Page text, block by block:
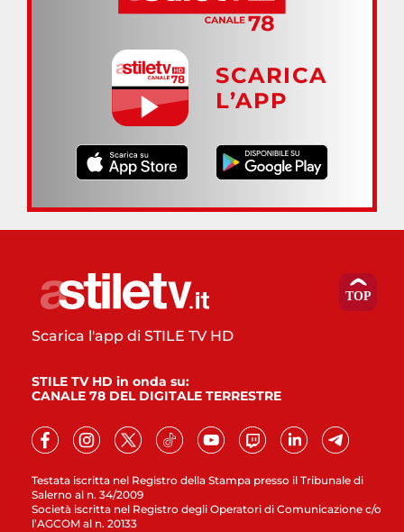
SCARICA
L’APP
Testata iscritta nel Registro della Stampa presso il Tribunale di
Salerno al n. 34/2009
Società iscritta nel Registro degli Operatori di Comunicazione c/o
l’AGCOM al n. 20133
Scarica l'app di STILE TV HD
STILE TV HD in onda su:
CANALE 78 DEL DIGITALE TERRESTRE